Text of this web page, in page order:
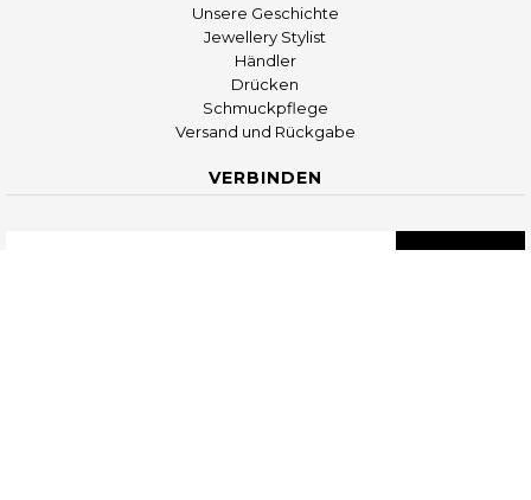
Unsere Geschichte
Jewellery Stylist
Händler
Drücken
Schmuckpflege
Versand und Rückgabe
VERBINDEN